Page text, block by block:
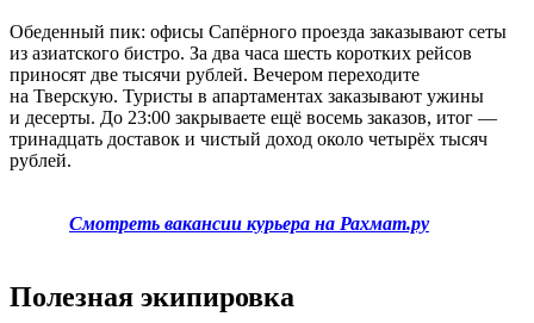
Обеденный пик: офисы Сапёрного проезда заказывают сеты
из азиатского бистро. За два часа шесть коротких рейсов
приносят две тысячи рублей. Вечером переходите
на Тверскую. Туристы в апартаментах заказывают ужины
и десерты. До 23:00 закрываете ещё восемь заказов, итог —
тринадцать доставок и чистый доход около четырёх тысяч
рублей.
Смотреть вакансии курьера на Рахмат.ру
Полезная экипировка